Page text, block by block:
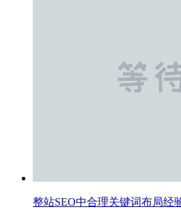
整站SEO中合理关键词布局经